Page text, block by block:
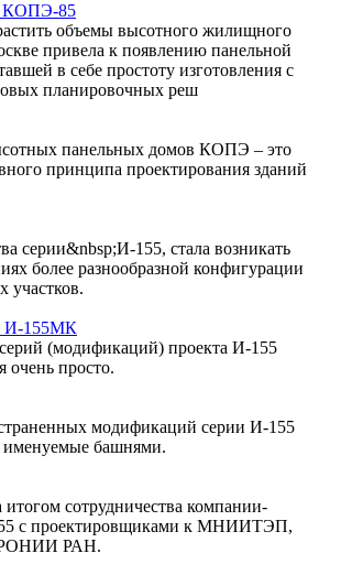
КОПЭ-85
объемы высотного жилищного
привела к появлению панельной
в себе простоту изготовления с
планировочных реш
панельных домов КОПЭ – это
принципа проектирования зданий
серии&nbsp;И-155, стала возникать
более разнообразной конфигурации
участков.
И-155МК
(модификаций) проекта И-155
очень просто.
модификаций серии И-155
башнями.
итогом сотрудничества компании-
с проектировщиками к МНИИТЭП,
РАН.